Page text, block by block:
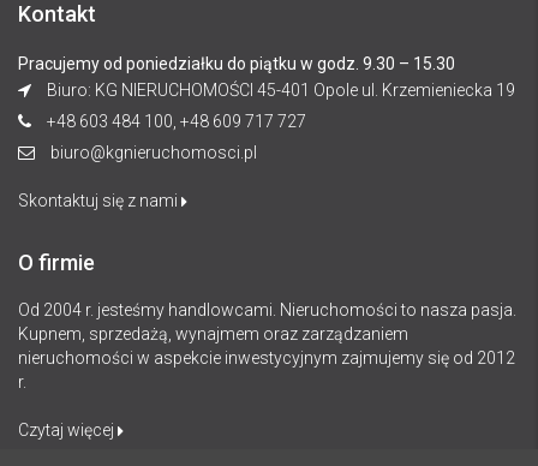
Kontakt
Pracujemy od poniedziałku do piątku w godz. 9.30 – 15.30
Biuro: KG NIERUCHOMOŚCI 45-401 Opole ul. Krzemieniecka 19
+48 603 484 100, +48 609 717 727
biuro@kgnieruchomosci.pl
Skontaktuj się z nami
O firmie
Od 2004 r. jesteśmy handlowcami. Nieruchomości to nasza pasja.
Kupnem, sprzedażą, wynajmem oraz zarządzaniem
nieruchomości w aspekcie inwestycyjnym zajmujemy się od 2012
r.
Czytaj więcej